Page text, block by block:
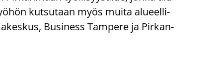
kut­su­taan myös muita alu­eel­li­
Busi­ness Tam­pe­re ja Pir­kan­